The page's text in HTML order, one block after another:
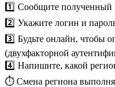
1️⃣ Сообщите полученный
2️⃣ Укажите логин и
3️⃣ Будьте онлайн, чтобы
(двухфакторной
4️⃣ Напишите, какой
⏱️ Смена региона